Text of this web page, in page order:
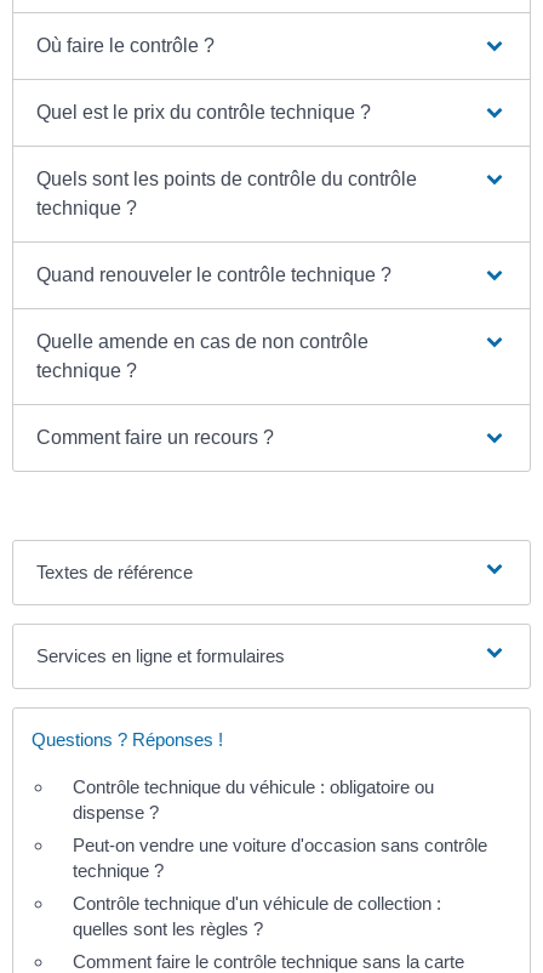
Où faire le contrôle ?
Quel est le prix du contrôle technique ?
Quels sont les points de contrôle du contrôle
technique ?
Quand renouveler le contrôle technique ?
Quelle amende en cas de non contrôle
technique ?
Comment faire un recours ?
Textes de référence
Services en ligne et formulaires
Questions ? Réponses !
Contrôle technique du véhicule : obligatoire ou
dispense ?
Peut-on vendre une voiture d'occasion sans contrôle
technique ?
Contrôle technique d'un véhicule de collection :
quelles sont les règles ?
Comment faire le contrôle technique sans la carte